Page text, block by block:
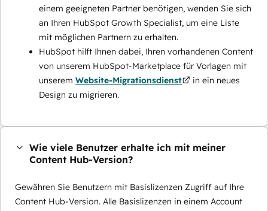
einem geeigneten Partner benötigen, wenden Sie sich
an Ihren HubSpot Growth Specialist, um eine Liste
mit möglichen Partnern zu erhalten.
HubSpot hilft Ihnen dabei, Ihren vorhandenen Content
von unserem HubSpot-Marketplace für Vorlagen mit
unserem Website-Migrationsdienst
in ein neues
Design zu migrieren.
Wie viele Benutzer erhalte ich mit meiner
Content Hub-Version?
Gewähren Sie Benutzern mit Basislizenzen Zugriff auf Ihre
Content Hub-Version. Alle Basislizenzen in einem Account